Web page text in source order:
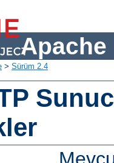
Apache
> Sürüm 2.4